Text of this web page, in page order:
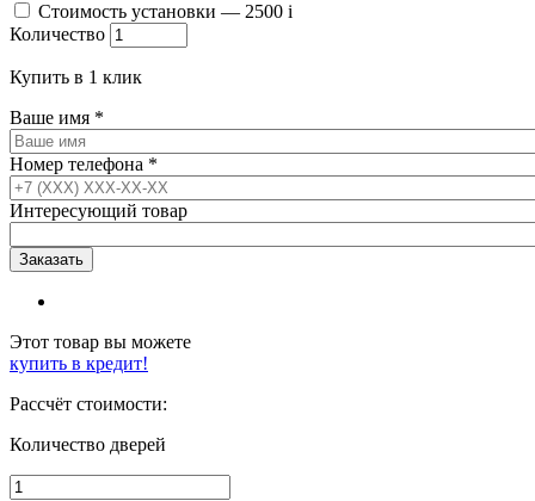
Стоимость установки — 2500 i
Количество
Купить в 1 клик
Ваше имя *
Номер телефона *
Интересующий товар
Этот товар вы можете
купить в кредит!
Рассчёт стоимости:
Количество дверей